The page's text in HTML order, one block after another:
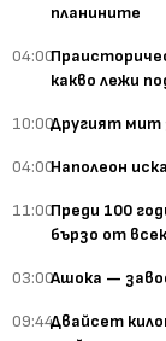
планините
04:00
какво лежи
10:00Другият мит
04:00Наполеон
11:00Преди 100
бързо от
03:00Ашока —
09:44Двайсет